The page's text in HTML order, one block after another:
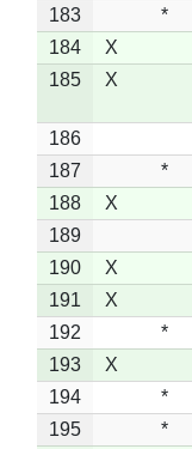
183
*
184
X
185
X
186
187
*
188
X
189
190
X
191
X
192
*
193
X
194
*
195
*